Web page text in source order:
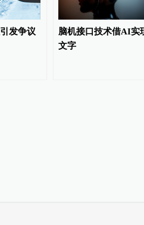
发争议
脑机接口技术借AI实
文字